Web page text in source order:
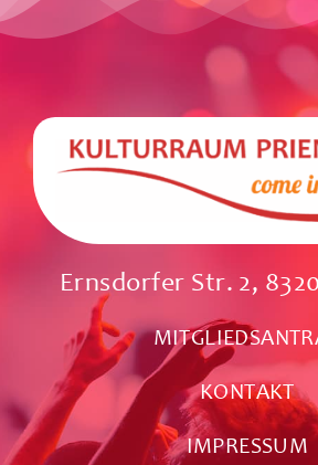
Ernsdorfer Str. 2,
KONTAKT
IMPRESSUM